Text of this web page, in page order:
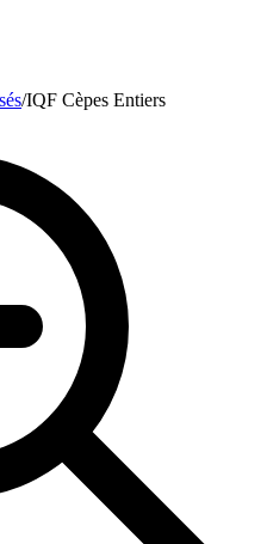
/IQF Cèpes Entiers